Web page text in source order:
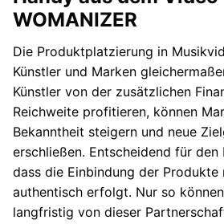
WOMANIZER
Die Produktplatzierung in
Künstler und Marken
Künstler von der zusätzlichen
Reichweite profitieren, können
Bekanntheit steigern und neue
erschließen. Entscheidend für
dass die Einbindung der Produkte
authentisch erfolgt. Nur so
langfristig von dieser